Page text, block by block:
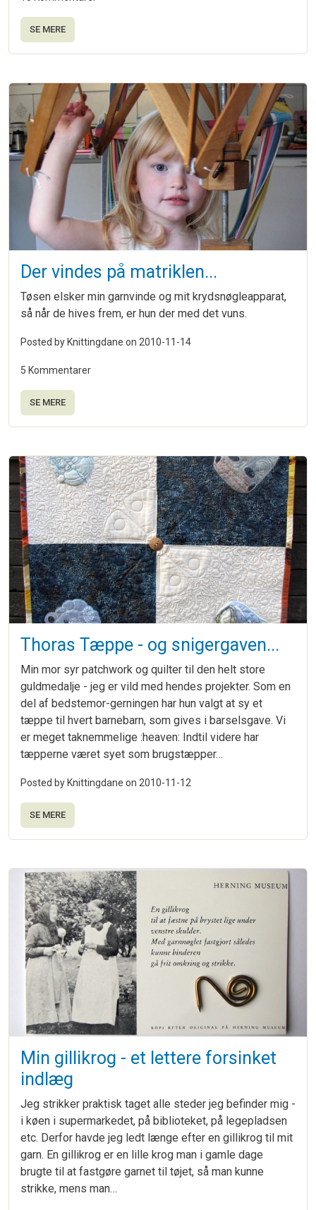
SE MERE
Der vindes på matriklen...
Tøsen elsker min garnvinde og mit krydsnøgleapparat,
så når de hives frem, er hun der med det vuns.
Posted by Knittingdane on 2010-11-14
5 Kommentarer
SE MERE
Thoras Tæppe - og snigergaven...
Min mor syr patchwork og quilter til den helt store
guldmedalje - jeg er vild med hendes projekter. Som en
del af bedstemor-gerningen har hun valgt at sy et
tæppe til hvert barnebarn, som gives i barselsgave. Vi
er meget taknemmelige :heaven: Indtil videre har
tæpperne været syet som brugstæpper…
Posted by Knittingdane on 2010-11-12
SE MERE
Min gillikrog - et lettere forsinket
indlæg
Jeg strikker praktisk taget alle steder jeg befinder mig -
i køen i supermarkedet, på biblioteket, på legepladsen
etc. Derfor havde jeg ledt længe efter en gillikrog til mit
garn. En gillikrog er en lille krog man i gamle dage
brugte til at fastgøre garnet til tøjet, så man kunne
strikke, mens man…